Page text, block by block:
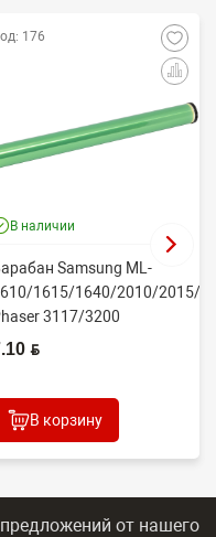
176
В наличии
Samsung ML-
1615/1640/2010/2015/
3117/3200
BYN
В корзину
от нашего